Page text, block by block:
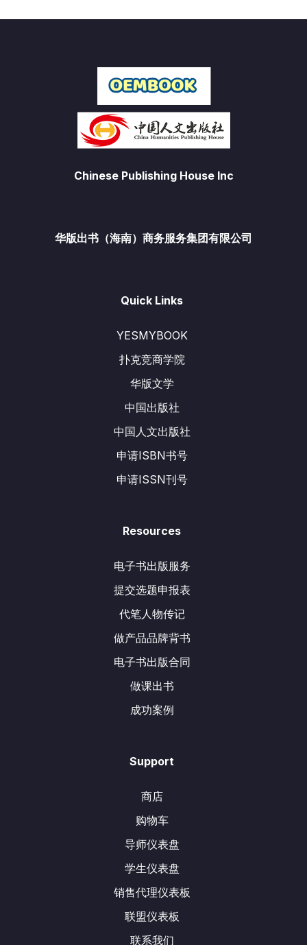
Chinese Publishing House Inc
华版出书（海南）商务服务集团有限公司
Quick Links
YESMYBOOK
扑克竞商学院
华版文学
中国出版社
中国人文出版社
申请ISBN书号
申请ISSN刊号
Resources
电子书出版服务
提交选题申报表
代笔人物传记
做产品品牌背书
电子书出版合同
做课出书
成功案例
Support
商店
购物车
导师仪表盘
学生仪表盘
销售代理仪表板
联盟仪表板
联系我们